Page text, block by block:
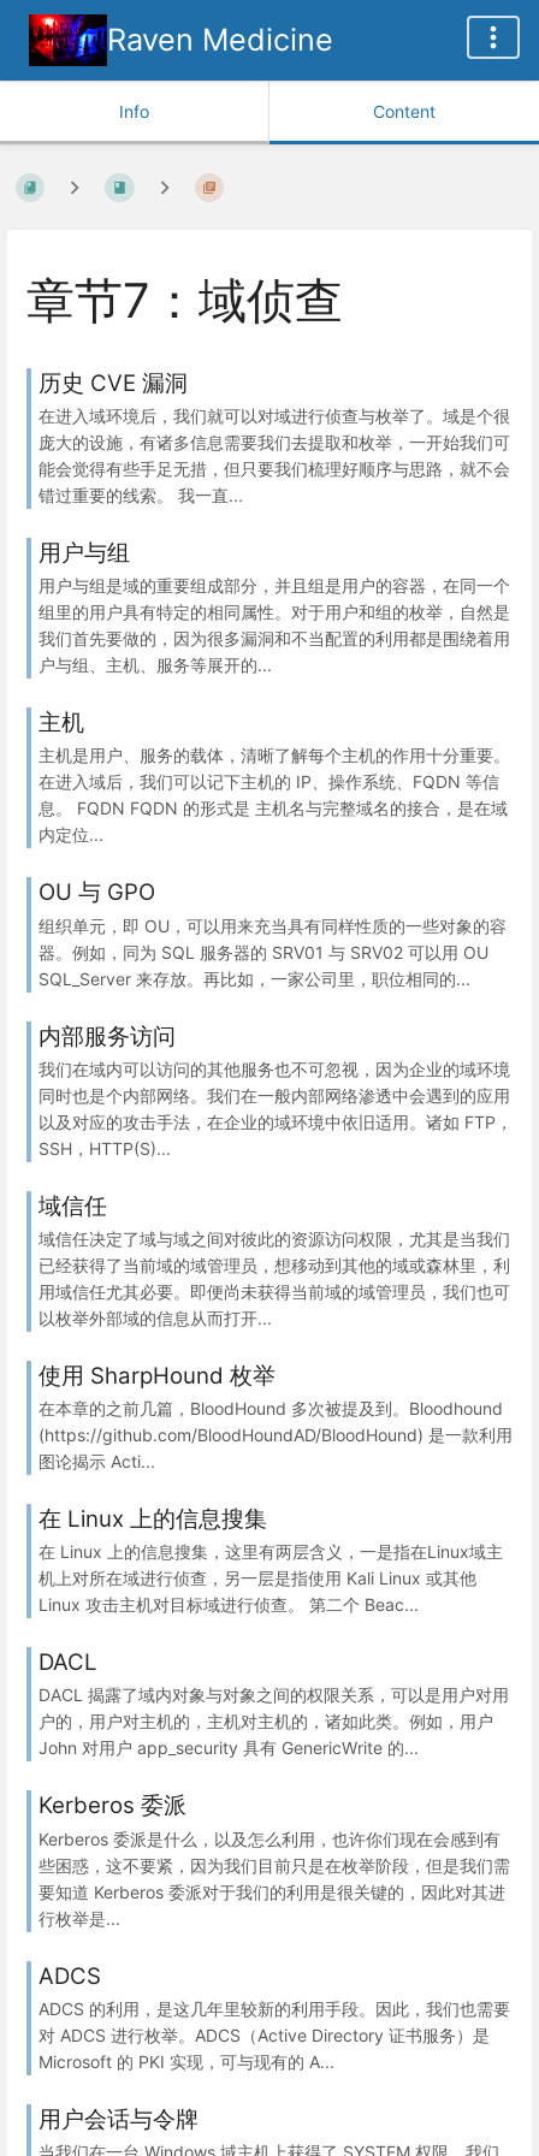
Raven Medicine
Info Content
章节7：域侦查
历史 CVE 漏洞
在进入域环境后，我们就可以对域进行侦查与枚举了。域是个很
庞大的设施，有诸多信息需要我们去提取和枚举，一开始我们可
能会觉得有些手足无措，但只要我们梳理好顺序与思路，就不会
错过重要的线索。 我一直...
用户与组
用户与组是域的重要组成部分，并且组是用户的容器，在同一个
组里的用户具有特定的相同属性。对于用户和组的枚举，自然是
我们首先要做的，因为很多漏洞和不当配置的利用都是围绕着用
户与组、主机、服务等展开的...
主机
主机是用户、服务的载体，清晰了解每个主机的作用十分重要。
在进入域后，我们可以记下主机的 IP、操作系统、FQDN 等信
息。 FQDN FQDN 的形式是 主机名与完整域名的接合，是在域
内定位...
OU 与 GPO
组织单元，即 OU，可以用来充当具有同样性质的一些对象的容
器。例如，同为 SQL 服务器的 SRV01 与 SRV02 可以用 OU
SQL_Server 来存放。再比如，一家公司里，职位相同的...
内部服务访问
我们在域内可以访问的其他服务也不可忽视，因为企业的域环境
同时也是个内部网络。我们在一般内部网络渗透中会遇到的应用
以及对应的攻击手法，在企业的域环境中依旧适用。诸如 FTP，
SSH，HTTP(S)...
域信任
域信任决定了域与域之间对彼此的资源访问权限，尤其是当我们
已经获得了当前域的域管理员，想移动到其他的域或森林里，利
用域信任尤其必要。即便尚未获得当前域的域管理员，我们也可
以枚举外部域的信息从而打开...
使用 SharpHound 枚举
在本章的之前几篇，BloodHound 多次被提及到。Bloodhound
(https://github.com/BloodHoundAD/BloodHound) 是一款利用
图论揭示 Acti...
在 Linux 上的信息搜集
在 Linux 上的信息搜集，这里有两层含义，一是指在Linux域主
机上对所在域进行侦查，另一层是指使用 Kali Linux 或其他
Linux 攻击主机对目标域进行侦查。 第二个 Beac...
DACL
DACL 揭露了域内对象与对象之间的权限关系，可以是用户对用
户的，用户对主机的，主机对主机的，诸如此类。例如，用户
John 对用户 app_security 具有 GenericWrite 的...
Kerberos 委派
Kerberos 委派是什么，以及怎么利用，也许你们现在会感到有
些困惑，这不要紧，因为我们目前只是在枚举阶段，但是我们需
要知道 Kerberos 委派对于我们的利用是很关键的，因此对其进
行枚举是...
ADCS
ADCS 的利用，是这几年里较新的利用手段。因此，我们也需要
对 ADCS 进行枚举。ADCS（Active Directory 证书服务）是
Microsoft 的 PKI 实现，可与现有的 A...
用户会话与令牌
当我们在一台 Windows 域主机上获得了 SYSTEM 权限，我们